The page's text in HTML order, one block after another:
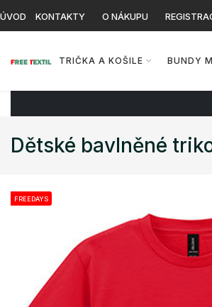
ÚVOD KONTAKTY O NÁKUPU
TRIČKA A KOŠILE BUNDY
Dětské bavlněné
FREEDAYS